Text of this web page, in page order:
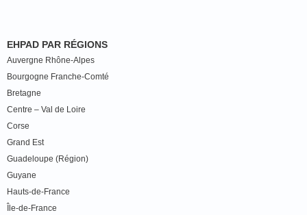
EHPAD PAR RÉGIONS
Auvergne Rhône-Alpes
Bourgogne Franche-Comté
Bretagne
Centre – Val de Loire
Corse
Grand Est
Guadeloupe (Région)
Guyane
Hauts-de-France
Île-de-France